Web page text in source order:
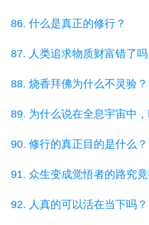
86. 什么是真正的修行？
87. 人类追求物质财富错了吗
88. 烧香拜佛为什么不灵验？
89. 为什么说在全息宇宙中
90. 修行的真正目的是什么？
91. 众生变成觉悟者的路究竟
92. 人真的可以活在当下吗？